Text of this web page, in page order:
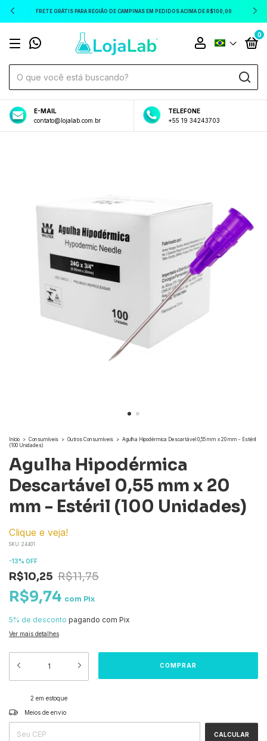
FRETE GRÁTIS PARA REGIÃO DE CAMPINAS EM PEDIDOS ACIMA DE R$100,00
0
E-MAIL
contato@lojalab.com.br
TELEFONE
+55 19 34243703
Início > Consumíveis > Outros Consumíveis > Agulha Hipodérmica Descartável 0,55 mm x 20 mm - Estéril
(100 Unidades)
Agulha Hipodérmica
Descartável 0,55 mm x 20
mm - Estéril (100 Unidades)
Clique e veja!
SKU: 24401
-13% OFF
R$10,25 R$11,75
R$9,74 com Pix
5% de desconto pagando com Pix
Ver mais detalhes
2 em estoque
Entregas para o CEP:
Meios de envio
CALCULAR